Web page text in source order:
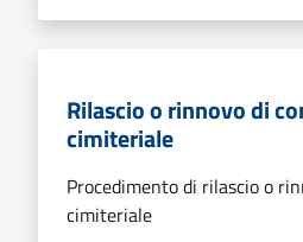
Rilascio o rinnovo di
cimiteriale
Procedimento di rilascio o
cimiteriale